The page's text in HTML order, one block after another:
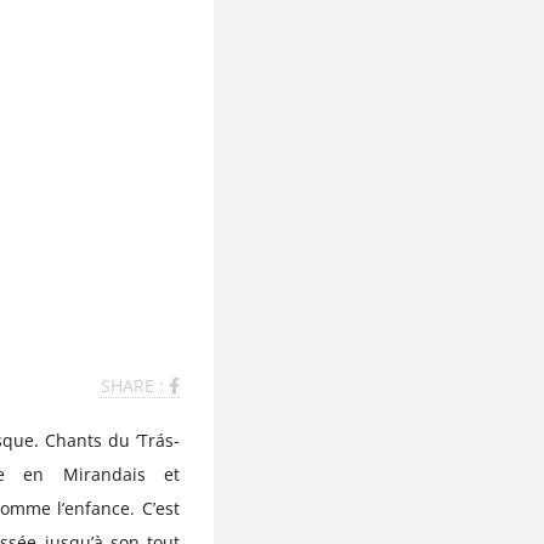
SHARE :
Chants du ‘Trás-
en Mirandais et
l’enfance. C’est